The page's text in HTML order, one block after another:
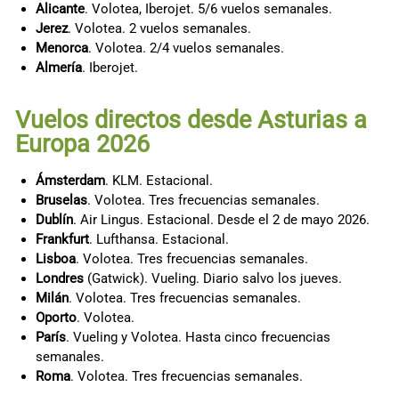
Alicante. Volotea, Iberojet. 5/6 vuelos semanales.
Jerez. Volotea. 2 vuelos semanales.
Menorca. Volotea. 2/4 vuelos semanales.
Almería. Iberojet.
Vuelos directos desde Asturias a
Europa 2026
Ámsterdam. KLM. Estacional.
Bruselas. Volotea. Tres frecuencias semanales.
Dublín. Air Lingus. Estacional. Desde el 2 de mayo 2026.
Frankfurt. Lufthansa. Estacional.
Lisboa. Volotea. Tres frecuencias semanales.
Londres(Gatwick). Vueling. Diario salvo los jueves.
Milán. Volotea. Tres frecuencias semanales.
Oporto. Volotea.
París. Vueling y Volotea. Hasta cinco frecuencias
semanales.
Roma. Volotea. Tres frecuencias semanales.